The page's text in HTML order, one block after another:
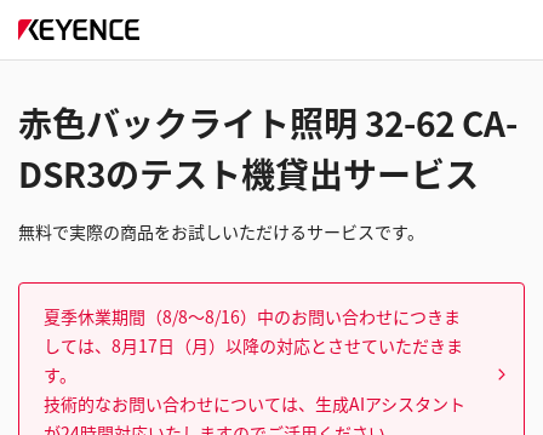
赤色バックライト照明 32-62 CA-
DSR3のテスト機貸出サービス
無料で実際の商品をお試しいただけるサービスです。
夏季休業期間（8/8～8/16）中のお問い合わせにつきま
しては、8月17日（月）以降の対応とさせていただきま
す。
技術的なお問い合わせについては、生成AIアシスタント